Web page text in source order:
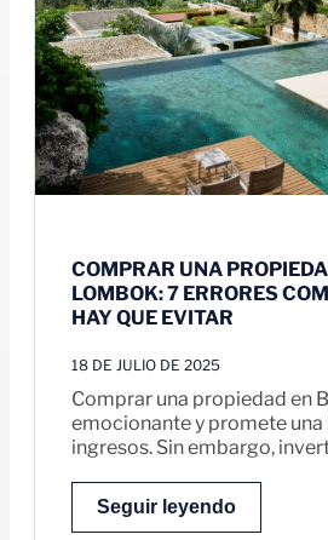
COMPRAR UNA
LOMBOK: 7 ERRORES
HAY QUE EVITAR
18 DE JULIO DE 2025
Comprar una propiedad en
emocionante y promete una
ingresos. Sin embargo,
Seguir leyendo